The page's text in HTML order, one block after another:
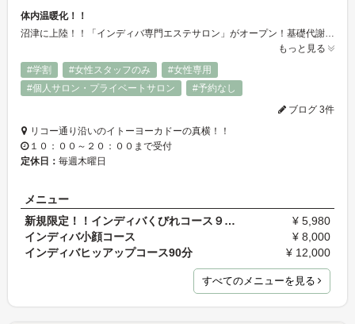
体内温暖化！！
沼津に上陸！！「インディバ専門エステサロン」がオープン！基礎代謝が上がれば病気知らず！痩身はもちろんのこと体質改善！！食べても太りにくい体質になるのは間違いありません。
もっと見る
#学割
#女性スタッフのみ
#女性専用
#個人サロン・プライベートサロン
#予約なし
ブログ 3件
リコー通り沿いのイトーヨーカドーの真横！！
１０：００～２０：００まで受付
定休日： 毎週木曜日
メニュー
新規限定！！インディバくびれコース９０分
¥ 5,980
インディバ小顔コース
¥ 8,000
インディバヒッアップコース90分
¥ 12,000
すべてのメニューを見る